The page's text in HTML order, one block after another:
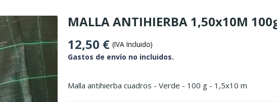
MALLA ANTIHIERBA 1,50x10M
12,50 € (IVA Incluido)
Gastos de envío no incluidos.
Malla antihierba cuadros - Verde - 100 g - 1,5x10 m